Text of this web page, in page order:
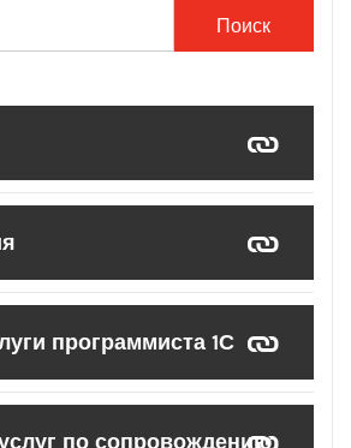
программиста 1С
по сопровождению